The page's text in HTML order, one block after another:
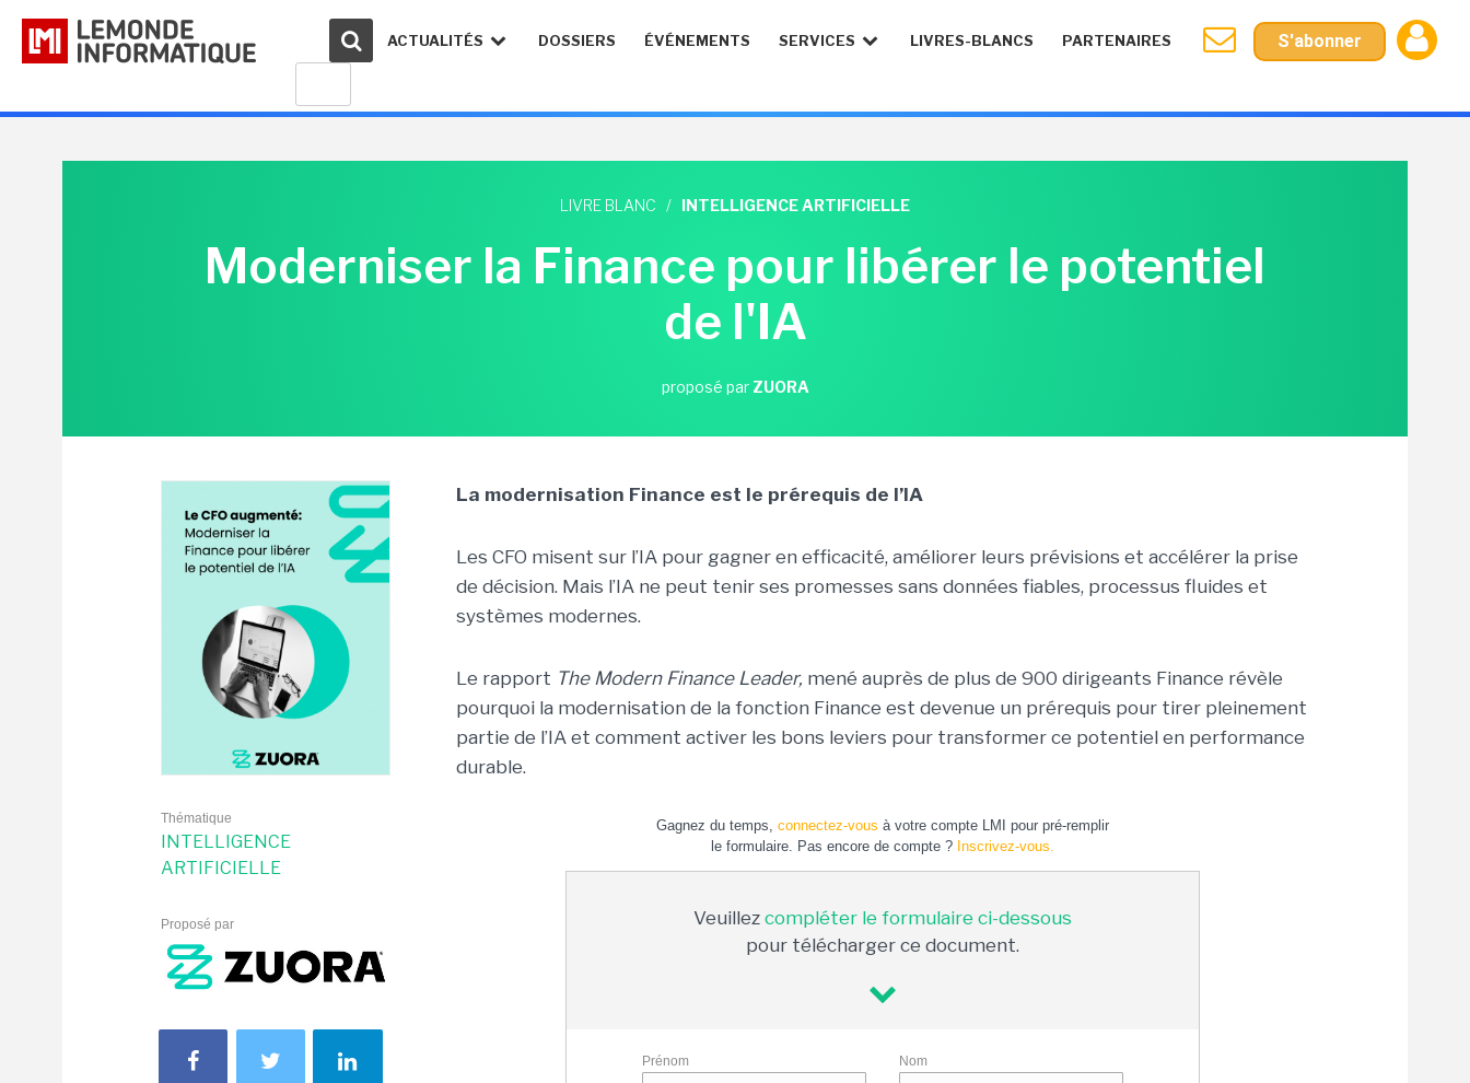
ACTUALITÉS DOSSIERS ÉVÉNEMENTS SERVICES LIVRES-BLANCS PARTENAIRES S'abonner
LIVRE BLANC / INTELLIGENCE ARTIFICIELLE
Moderniser la Finance pour libérer le potentiel
de l'IA
proposé par ZUORA
Thématique
INTELLIGENCE
ARTIFICIELLE
Proposé par
La modernisation Finance est le prérequis de l’IA
Les CFO misent sur l’IA pour gagner en efficacité, améliorer leurs prévisions et accélérer la prise
de décision. Mais l’IA ne peut tenir ses promesses sans données fiables, processus fluides et
systèmes modernes.
Le rapport The Modern Finance Leader, mené auprès de plus de 900 dirigeants Finance révèle
pourquoi la modernisation de la fonction Finance est devenue un prérequis pour tirer pleinement
partie de l’IA et comment activer les bons leviers pour transformer ce potentiel en performance
durable.
Gagnez du temps, connectez-vous à votre compte LMI pour pré-remplir
le formulaire. Pas encore de compte ? Inscrivez-vous.
Veuillez compléter le formulaire ci-dessous
pour télécharger ce document.
Prénom Nom